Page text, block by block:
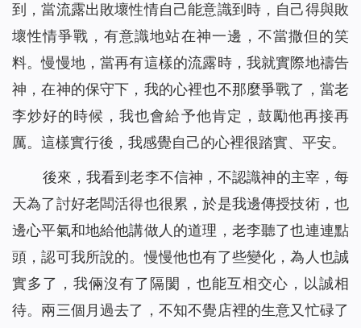
到，當流露出敗壞性情自己能意識到時，自己得與敗
壞性情爭戰，有意識地站在神一邊，不當撒但的笑
料。慢慢地，當再有這樣的流露時，我就實際地禱告
神，在神的保守下，我的心裡也不那麼爭戰了，當老
李炒好的時候，我也會給予他肯定，鼓勵他再接再
厲。這樣實行後，我感覺自己的心裡很踏實、平安。
後來，我看到老李不信神，不認識神的主宰，每
天為了討好老闆活得也很累，於是我邊傳授技術，也
邊心平氣和地給他講做人的道理，老李聽了也連連點
頭，認可我所說的。慢慢他也有了些變化，為人也誠
實多了，我倆沒有了隔閡，也能互相交心，以誠相
待。兩三個月過去了，不知不覺店裡的生意又忙碌了